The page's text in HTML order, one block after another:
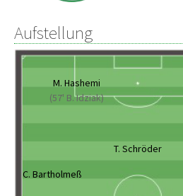
Aufstellung
M. Hashemi
(57' B. Idziak)
T. Schröder
C. Bartholmeß